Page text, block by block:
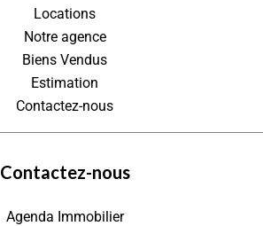
Locations
Notre agence
Biens Vendus
Estimation
Contactez-nous
Contactez-nous
Agenda Immobilier